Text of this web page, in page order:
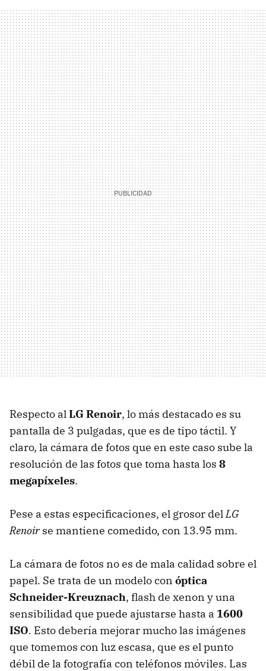
Respecto alLG Renoir, lo más destacado es su
pantalla de 3 pulgadas, que es de tipo táctil. Y
claro, la cámara de fotos que en este caso sube la
resolución de las fotos que toma hasta los 8
megapíxeles.
Pese a estas especificaciones, el grosor delLG
Renoirse mantiene comedido, con 13.95 mm.
La cámara de fotos no es de mala calidad sobre el
papel. Se trata de un modelo con óptica
Schneider-Kreuznach, flash de xenon y una
sensibilidad que puede ajustarse hasta a 1600
ISO. Esto debería mejorar mucho las imágenes
que tomemos con luz escasa, que es el punto
débil de la fotografía con teléfonos móviles. Las